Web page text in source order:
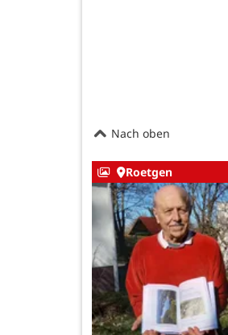
Nach oben
Roetgen